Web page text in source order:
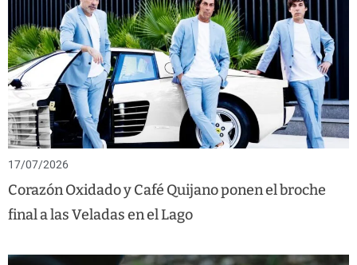
17/07/2026
Corazón Oxidado y Café Quijano ponen el broche
final a las Veladas en el Lago